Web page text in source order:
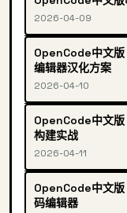
2026-04-09
OpenCode中文
编辑器汉化方案
2026-04-10
OpenCode中文
构建实战
2026-04-11
OpenCode中文
码编辑器